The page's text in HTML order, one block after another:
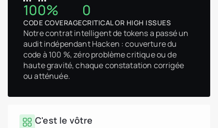
100%
CODE COVERAGE
0
CRITICAL OR HIGH ISSUES
Notre contrat intelligent de tokens a passé un
audit indépendant Hacken : couverture du
code à 100 %, zéro problème critique ou de
haute gravité, chaque constatation corrigée
ou atténuée.
C'est le vôtre